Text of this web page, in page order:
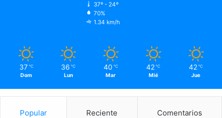
37º - 24º
70%
1.34 km/h
37 ℃
Dom
36 ℃
Lun
40 ℃
Mar
42 ℃
Mié
42 ℃
Jue
Popular Reciente Comentarios